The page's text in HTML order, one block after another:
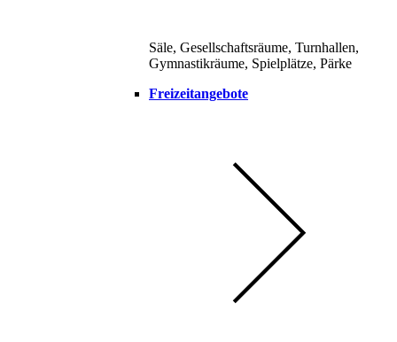
Säle, Gesellschaftsräume, Turnhallen,
Gymnastikräume, Spielplätze, Pärke
Freizeitangebote